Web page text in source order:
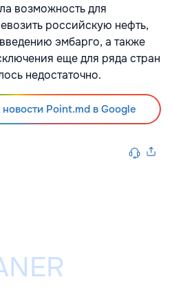
возможность для
российскую нефть,
эмбарго, а также
еще для ряда стран
недостаточно.
Point.md в Google